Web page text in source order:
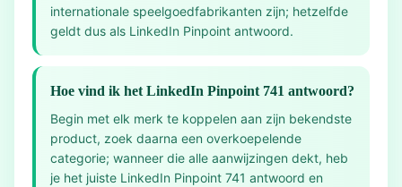
internationale speelgoedfabrikanten zijn; hetzelfde
geldt dus als LinkedIn Pinpoint antwoord.
Hoe vind ik het LinkedIn Pinpoint 741 antwoord?
Begin met elk merk te koppelen aan zijn bekendste
product, zoek daarna een overkoepelende
categorie; wanneer die alle aanwijzingen dekt, heb
je het juiste LinkedIn Pinpoint 741 antwoord en